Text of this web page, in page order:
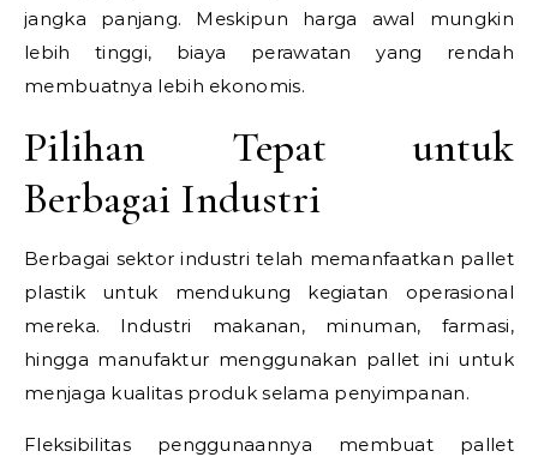
jangka panjang. Meskipun harga awal mungkin
lebih tinggi, biaya perawatan yang rendah
membuatnya lebih ekonomis.
Pilihan Tepat untuk
Berbagai Industri
Berbagai sektor industri telah memanfaatkan pallet
plastik untuk mendukung kegiatan operasional
mereka. Industri makanan, minuman, farmasi,
hingga manufaktur menggunakan pallet ini untuk
menjaga kualitas produk selama penyimpanan.
Fleksibilitas penggunaannya membuat pallet